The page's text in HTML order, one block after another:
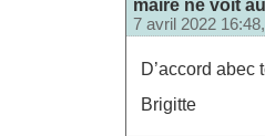
maire ne voit
7 avril 2022
D’accord abec
Brigitte